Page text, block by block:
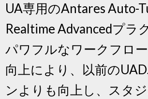
UA専用のAntares Auto-
Realtime Advancedプラ
パワフルなワークフロ
向上により、以前の
ンよりも向上し、スタ